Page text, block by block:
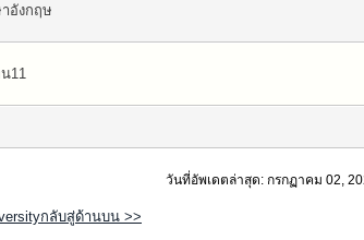
อังกฤษ
11
วันที่อัพเดตล่าสุด: กรกฏาคม 02,
กลับสู่ด้านบน >>